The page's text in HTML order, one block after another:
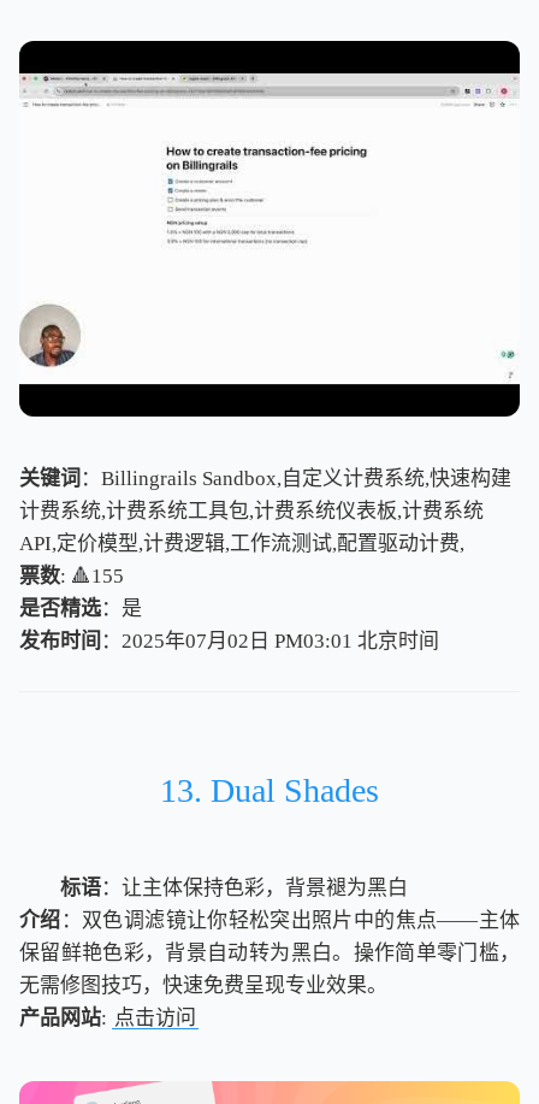
关键词 ：Billingrails Sandbox,自定义计费系统,快速构建
计费系统,计费系统工具包,计费系统仪表板,计费系统
API,定价模型,计费逻辑,工作流测试,配置驱动计费,
票数: 🔺155
是否精选：是
发布时间 ：2025年07月02日 PM03:01 北京时间
北京时间
13. Dual Shades
标语：让主体保持色彩，背景褪为黑白
介绍 ：双色调滤镜让你轻松突出照片中的焦点——主体
保留鲜艳色彩，背景自动转为黑白。操作简单零门槛，
无需修图技巧，快速免费呈现专业效果。
产品网站: 点击访问